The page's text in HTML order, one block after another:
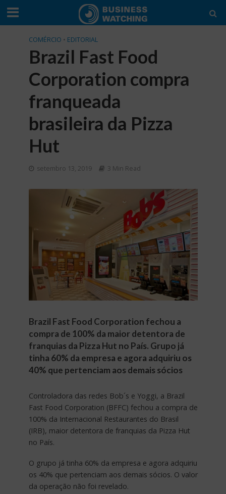
COMÉRCIO • EDITORIAL
Brazil Fast Food
Corporation compra
franqueada
brasileira da Pizza
Hut
setembro 13, 2019 3 Min Read
Brazil Fast Food Corporation fechou a
compra de 100% da maior detentora de
franquias da Pizza Hut no País. Grupo já
tinha 60% da empresa e agora adquiriu os
40% que pertenciam aos demais sócios
Controladora das redes Bob´s e Yoggi, a Brazil
Fast Food Corporation (BFFC) fechou a compra de
100% da Internacional Restaurantes do Brasil
(IRB), maior detentora de franquias da Pizza Hut
no País.
O grupo já tinha 60% da empresa e agora adquiriu
os 40% que pertenciam aos demais sócios. O valor
da operação não foi revelado.